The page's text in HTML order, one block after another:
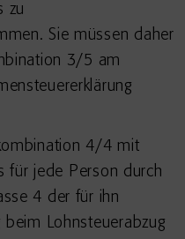
zu
Sie müssen daher
3/5 am
4/4 mit
für jede Person durch
4 der für ihn
Lohnsteuerabzug